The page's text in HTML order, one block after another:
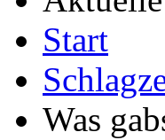
Start
Was